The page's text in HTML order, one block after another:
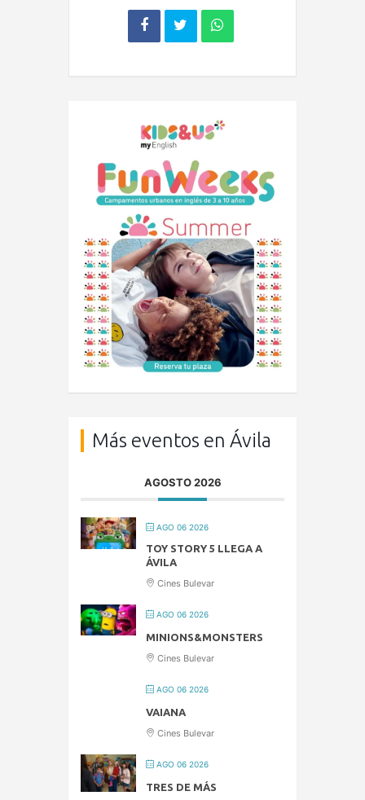
Más eventos en Ávila
AGOSTO 2026
AGO 06 2026
TOY STORY 5 LLEGA A
ÁVILA
Cines Bulevar
AGO 06 2026
MINIONS&MONSTERS
Cines Bulevar
AGO 06 2026
VAIANA
Cines Bulevar
AGO 06 2026
TRES DE MÁS